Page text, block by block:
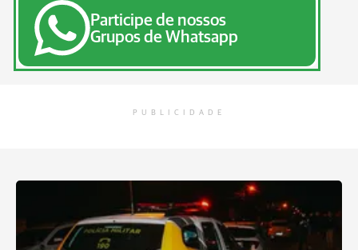
Participe de nossos
Grupos de Whatsapp
PUBLICIDADE